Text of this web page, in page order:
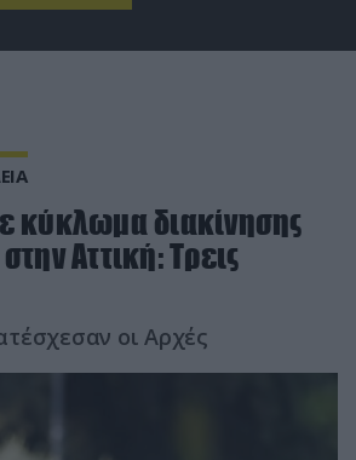
κύκλωμα διακίνησης
Αττική: Τρεις
οι Αρχές